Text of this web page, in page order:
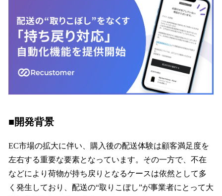
■開発背景
EC市場の拡大に伴い、購入後の配送体験は顧客満足度を
左右する重要な要素となっています。その一方で、不在
などにより荷物が持ち戻りとなるケースは依然として多
く発生しており、配送の“取りこぼし”が事業者にとって大